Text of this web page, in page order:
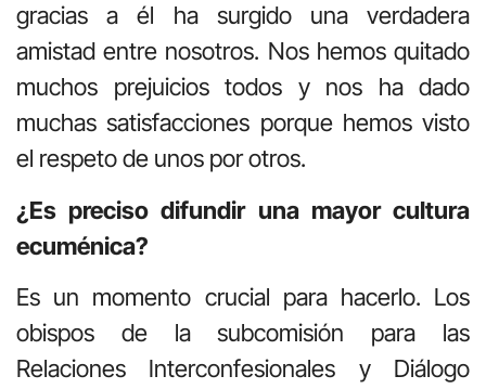
gracias a él ha surgido una verdadera
amistad entre nosotros. Nos hemos quitado
muchos prejuicios todos y nos ha dado
muchas satisfacciones porque hemos visto
el respeto de unos por otros.
¿Es preciso difundir una mayor cultura
ecuménica?
Es un momento crucial para hacerlo. Los
obispos de la subcomisión para las
Relaciones Interconfesionales y Diálogo